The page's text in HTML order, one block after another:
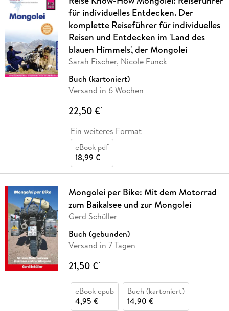
für individuelles Entdecken. Der
komplette Reiseführer für individuelles
Reisen und Entdecken im 'Land des
blauen Himmels', der Mongolei
Sarah Fischer, Nicole Funck
Buch (kartoniert)
Versand in 6 Wochen
22,50 €*
Ein weiteres Format
eBook pdf
18,99 €
Mongolei per Bike: Mit dem Motorrad
zum Baikalsee und zur Mongolei
Gerd Schüller
Buch (gebunden)
Versand in 7 Tagen
21,50 €*
eBook epub
4,95 €
Buch (kartoniert)
14,90 €